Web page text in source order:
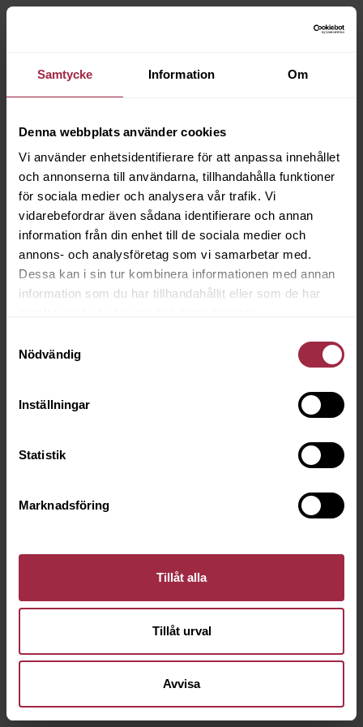
Samtycke Information Om
Denna webbplats använder cookies
Vi använder enhetsidentifierare för att anpassa innehållet
och annonserna till användarna, tillhandahålla funktioner
för sociala medier och analysera vår trafik. Vi
vidarebefordrar även sådana identifierare och annan
information från din enhet till de sociala medier och
annons- och analysföretag som vi samarbetar med.
Dessa kan i sin tur kombinera informationen med annan
information som du har tillhandahållit eller som de har
Nödvändig
Inställningar
Statistik
Marknadsföring
Tillåt alla
Tillåt urval
Avvisa